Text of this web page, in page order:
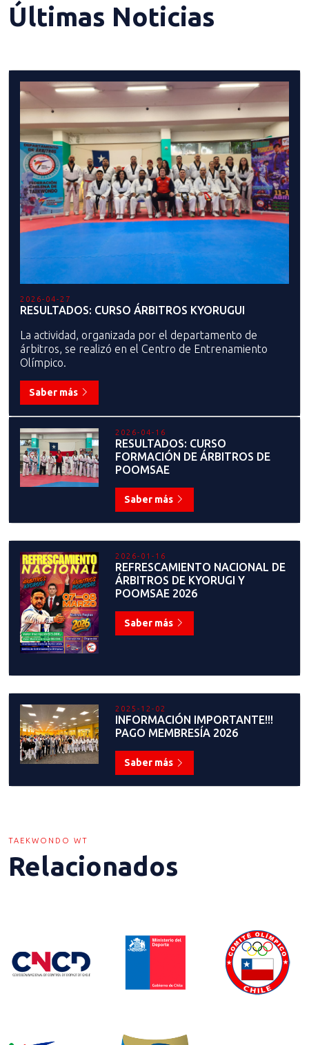
Últimas Noticias
2026-04-27
RESULTADOS: CURSO ÁRBITROS KYORUGUI
La actividad, organizada por el departamento de
árbitros, se realizó en el Centro de Entrenamiento
Olímpico.
Saber más
2026-04-16
RESULTADOS: CURSO
FORMACIÓN DE ÁRBITROS DE
POOMSAE
Saber más
2026-01-16
REFRESCAMIENTO NACIONAL DE
ÁRBITROS DE KYORUGI Y
POOMSAE 2026
Saber más
2025-12-02
INFORMACIÓN IMPORTANTE!!!
PAGO MEMBRESÍA 2026
Saber más
TAEKWONDO WT
Relacionados